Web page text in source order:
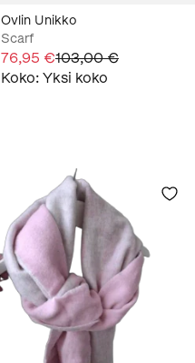
Ovlin Unikko
Scarf
76,95 €103,00 €
Koko: Yksi koko